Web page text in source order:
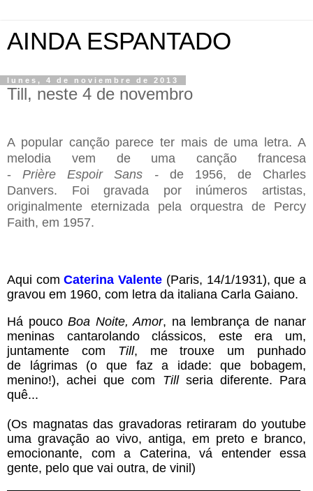
AINDA ESPANTADO
lunes, 4 de noviembre de 2013
Till, neste 4 de novembro
A popular canção parece ter mais de uma letra. A
melodia vem de uma canção francesa
-Prière Espoir Sans -de 1956, de Charles
Danvers. Foi gravada por inúmeros artistas,
originalmente eternizada pela orquestra de Percy
Faith, em 1957.
Aqui comCaterina Valente (Paris, 14/1/1931), que a
gravou em 1960, com letra da italiana Carla Gaiano.
Há pouco Boa Noite, Amor, na lembrança de nanar
meninas cantarolando clássicos, este era um,
juntamente com Till, me trouxe um punhado
de lágrimas (o que faz a idade: que bobagem,
menino!), achei que com Till seria diferente. Para
quê...
(Os magnatas das gravadoras retiraram do youtube
uma gravação ao vivo, antiga, em preto e branco,
emocionante, com a Caterina, vá entender essa
gente, pelo que vai outra, de vinil)